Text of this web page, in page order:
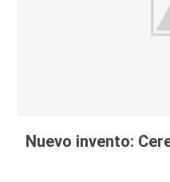
Nuevo invento: